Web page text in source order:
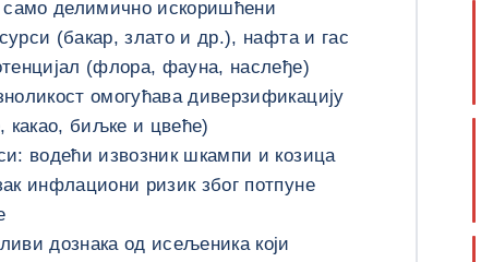
само делимично искоришћени
(бакар, злато и др.), нафта и гас
(флора, фауна, наслеђе)
омогућава диверзификацију
какао, биљке и цвеће)
водећи извозник шкампи и козица
инфлациони ризик због потпуне
дознака од исељеника који